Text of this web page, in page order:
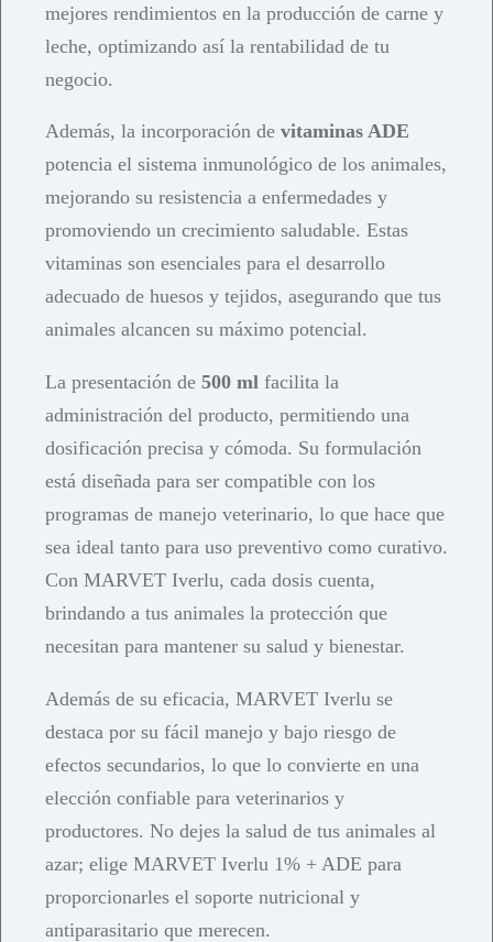
mejores rendimientos en la producción de carne y
leche, optimizando así la rentabilidad de tu
negocio.
Además, la incorporación de vitaminas ADE
potencia el sistema inmunológico de los animales,
mejorando su resistencia a enfermedades y
promoviendo un crecimiento saludable. Estas
vitaminas son esenciales para el desarrollo
adecuado de huesos y tejidos, asegurando que tus
animales alcancen su máximo potencial.
La presentación de 500 ml facilita la
administración del producto, permitiendo una
dosificación precisa y cómoda. Su formulación
está diseñada para ser compatible con los
programas de manejo veterinario, lo que hace que
sea ideal tanto para uso preventivo como curativo.
Con MARVET Iverlu, cada dosis cuenta,
brindando a tus animales la protección que
necesitan para mantener su salud y bienestar.
Además de su eficacia, MARVET Iverlu se
destaca por su fácil manejo y bajo riesgo de
efectos secundarios, lo que lo convierte en una
elección confiable para veterinarios y
productores. No dejes la salud de tus animales al
azar; elige MARVET Iverlu 1% + ADE para
proporcionarles el soporte nutricional y
antiparasitario que merecen.